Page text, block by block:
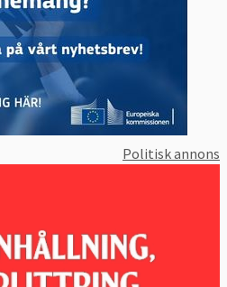
Politisk annons